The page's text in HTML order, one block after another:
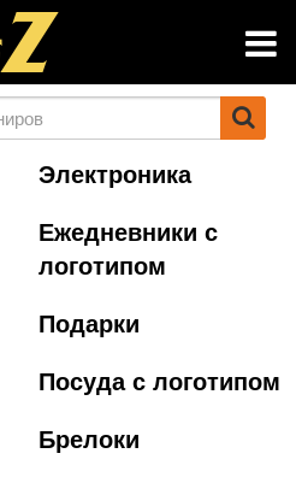
Электроника
Ежедневники с
логотипом
Подарки
Посуда с логотипом
Брелоки